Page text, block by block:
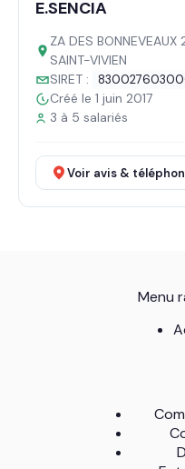
E.SENCIA
ZA DES BONNEVEAUX
SAINT-VIVIEN
SIRET :
Créé le 1 juin 2017
3 à 5 salariés
Voir avis &
Menu